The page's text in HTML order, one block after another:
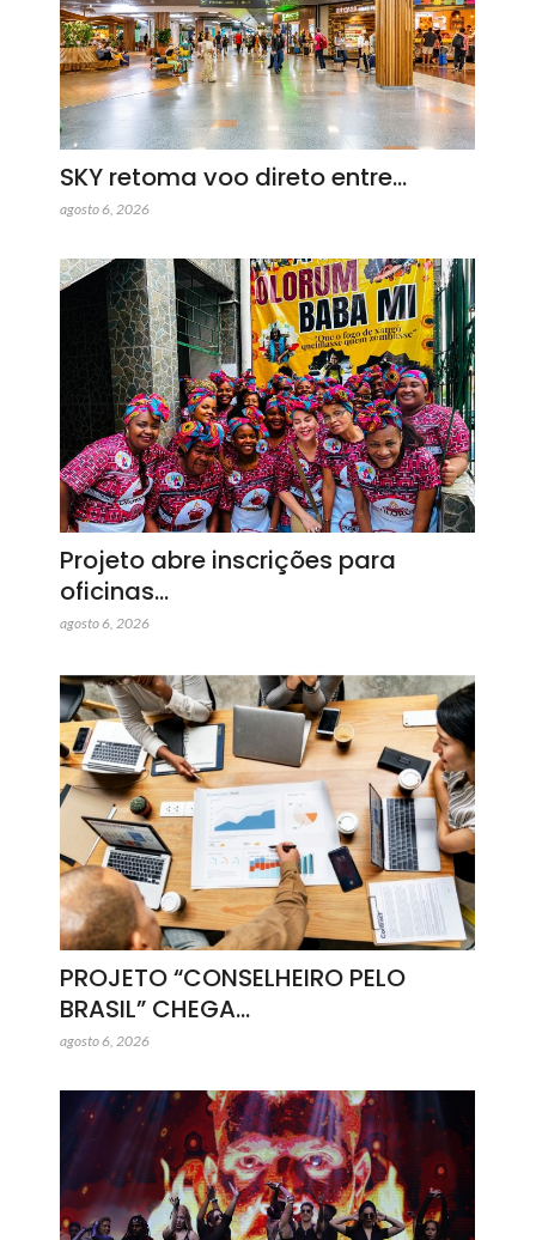
SKY retoma voo direto entre…
agosto 6, 2026
Projeto abre inscrições para
oficinas…
agosto 6, 2026
PROJETO “CONSELHEIRO PELO
BRASIL” CHEGA…
agosto 6, 2026